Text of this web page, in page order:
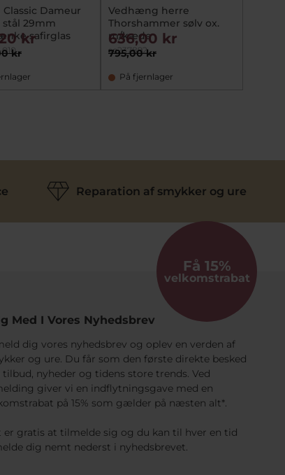
Dameur
29mm
safirglas
010kr
kr
Vedhæng herre
Thorshammer sølv ox.
m/kæde
sc237892
795,00 kr
636,00 kr
På fjernlager
Reparation af smykker og ure
Få 15%
velkomstrabat
Med I Vores Nyhedsbrev
dig vores nyhedsbrev og oplev en verden af
og ure. Du får som den første direkte besked
tilbud, nyheder og tidens store trends. Ved
giver vi en indflytningsgave med en
på 15% som gælder på næsten alt*.
er gratis at tilmelde sig og du kan til hver en tid
dig nemt nederst i nyhedsbrevet.